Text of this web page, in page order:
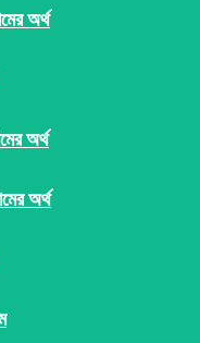
অর্থ
অর্থ
অর্থ